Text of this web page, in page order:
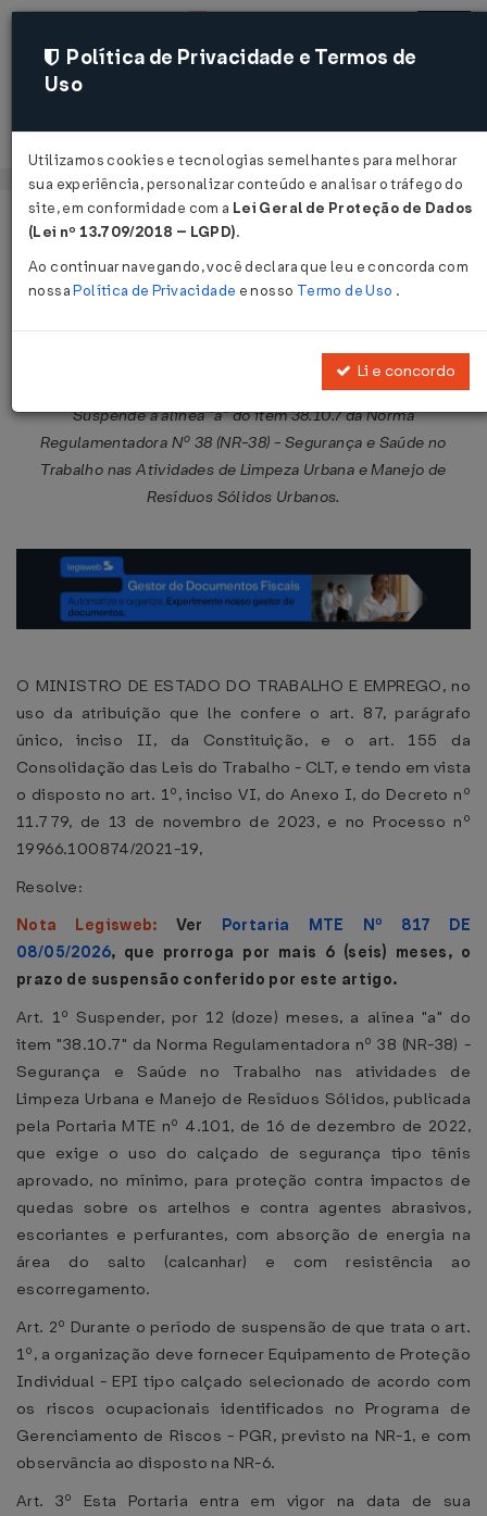
Acessar
Página Inicial Legislações
Portaria MTE Nº 779 DE 16/05/2025
Publicado no DOU em 20 mai 2025
Suspende a alínea "a" do item 38.10.7 da Norma
Regulamentadora Nº 38 (NR-38) - Segurança e Saúde no
Trabalho nas Atividades de Limpeza Urbana e Manejo de
Resíduos Sólidos Urbanos.
O MINISTRO DE ESTADO DO TRABALHO E EMPREGO, no
uso da atribuição que lhe confere o art. 87, parágrafo
único, inciso II, da Constituição, e o art. 155 da
Consolidação das Leis do Trabalho - CLT, e tendo em vista
o disposto no art. 1º, inciso VI, do Anexo I, do Decreto nº
11.779, de 13 de novembro de 2023, e no Processo nº
19966.100874/2021-19,
Resolve:
Nota Legisweb: Ver Portaria MTE Nº 817 DE
08/05/2026, que prorroga por mais 6 (seis) meses, o
prazo de suspensão conferido por este artigo.
Art. 1º Suspender, por 12 (doze) meses, a alínea "a" do
item "38.10.7" da Norma Regulamentadora nº 38 (NR-38) -
Segurança e Saúde no Trabalho nas atividades de
Limpeza Urbana e Manejo de Resíduos Sólidos, publicada
pela Portaria MTE nº 4.101, de 16 de dezembro de 2022,
que exige o uso do calçado de segurança tipo tênis
aprovado, no mínimo, para proteção contra impactos de
quedas sobre os artelhos e contra agentes abrasivos,
escoriantes e perfurantes, com absorção de energia na
área do salto (calcanhar) e com resistência ao
escorregamento.
Art. 2º Durante o período de suspensão de que trata o art.
1º, a organização deve fornecer Equipamento de Proteção
Individual - EPI tipo calçado selecionado de acordo com
os riscos ocupacionais identificados no Programa de
Gerenciamento de Riscos - PGR, previsto na NR-1, e com
observância ao disposto na NR-6.
Art. 3º Esta Portaria entra em vigor na data de sua
Política de Privacidade e Termos de
Uso
Utilizamos cookies e tecnologias semelhantes para melhorar
sua experiência, personalizar conteúdo e analisar o tráfego do
site, em conformidade com a Lei Geral de Proteção de Dados
(Lei nº 13.709/2018 – LGPD).
Ao continuar navegando, você declara que leu e concorda com
nossaPolítica de Privacidade e nosso Termo de Uso .
Li e concordo